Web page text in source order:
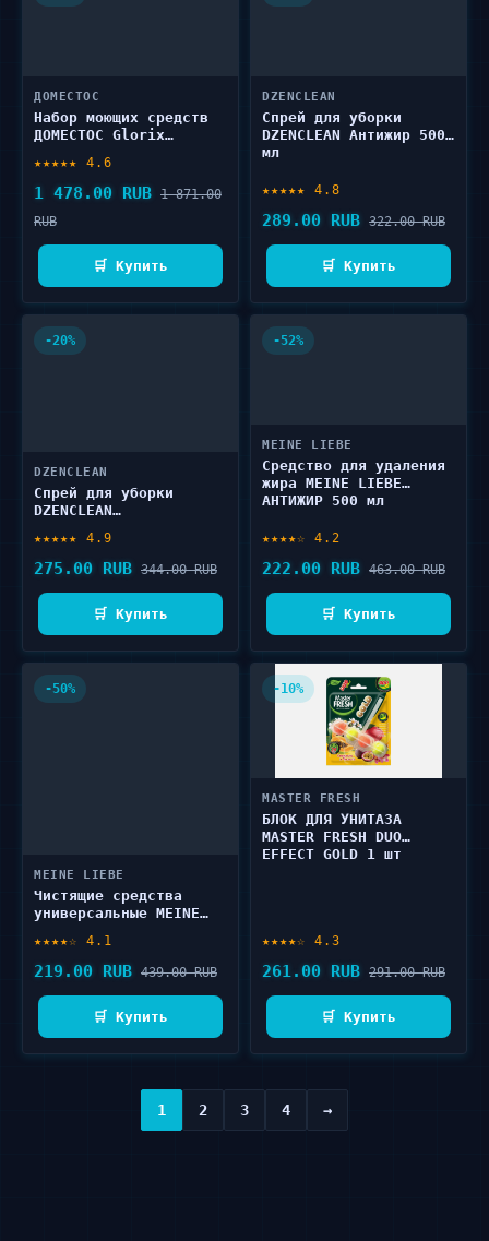
ДОМЕСТОС
Набор моющих средств
ДОМЕСТОС Glorix
★★★★★ 4.6
1 478.00 RUB 1 871.00
RUB
🛒 Купить
DZENCLEAN
Спрей для уборки
DZENCLEAN Антижир 500
мл
★★★★★ 4.8
289.00 RUB 322.00 RUB
🛒 Купить
-20%
DZENCLEAN
Спрей для уборки
DZENCLEAN
★★★★★ 4.9
275.00 RUB 344.00 RUB
🛒 Купить
-52%
MEINE LIEBE
Средство для удаления
жира MEINE LIEBE
АНТИЖИР 500 мл
★★★★☆ 4.2
222.00 RUB 463.00 RUB
🛒 Купить
-50%
MEINE LIEBE
Чистящие средства
универсальные MEINE
Kitchen Surface 500 мл
★★★★☆ 4.1
219.00 RUB 439.00 RUB
🛒 Купить
-10%
MASTER FRESH
БЛОК ДЛЯ УНИТАЗА
MASTER FRESH DUO
EFFECT GOLD 1 шт
★★★★☆ 4.3
261.00 RUB 291.00 RUB
🛒 Купить
1 2 3 4 →